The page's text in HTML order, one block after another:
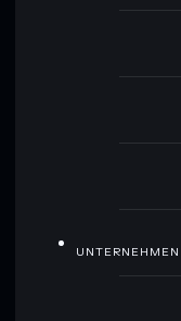
UNTERNEHMEN